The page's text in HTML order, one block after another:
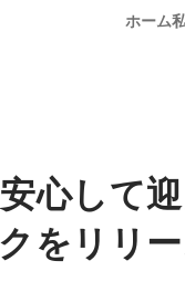
ホーム
心して
をリリ